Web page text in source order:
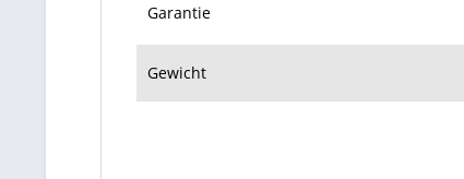
Garantie
Gewicht